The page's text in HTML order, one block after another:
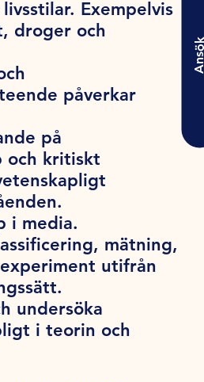
Exempelvis
droger och
påverkar
på
och kritiskt
i media.
mätning,
utifrån
undersöka
i teorin och